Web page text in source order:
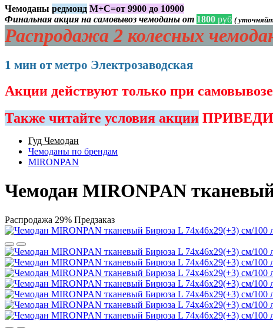
Чемоданы редмонд М+С=от 9900 до 10900
Финальная акция на самовывоз чемоданы от 1800 руб (
Распродажа 2 колесных
1 мин от метро Электрозаводская
Акции действуют только при
Также читайте условия акции
Гуд Чемодан
Чемоданы по брендам
MIRONPAN
Чемодан MIRONPAN
Распродажа 29% Предзаказ